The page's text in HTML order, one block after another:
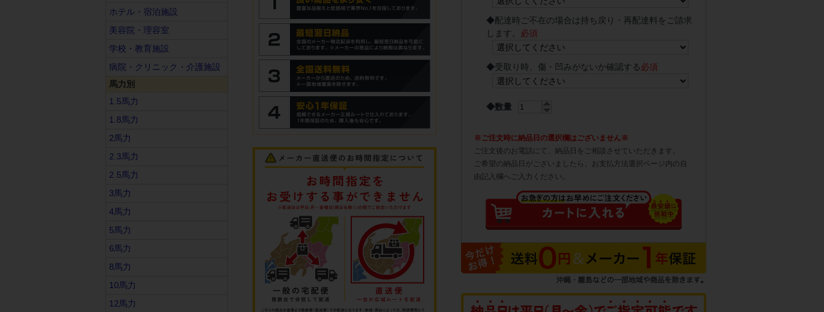
◆配達時ご不在の場合は持ち戻り・再配達料をご請求
します。 必須
◆受取り時、傷・凹みがないか確認する必須
◆数量
※ご注文時に納品日の選択欄はございません※
ご注文後のお電話にて、納品日をご相談させていただきます。
ご希望の納品日がございましたら、お支払方法選択ページ内の自
由記入欄へご入力ください。
ホテル・宿泊施設
美容院・理容室
学校・教育施設
病院・クリニック・介護施設
馬力別
1.5馬力
1.8馬力
2馬力
2.3馬力
2.5馬力
3馬力
4馬力
5馬力
6馬力
8馬力
10馬力
12馬力